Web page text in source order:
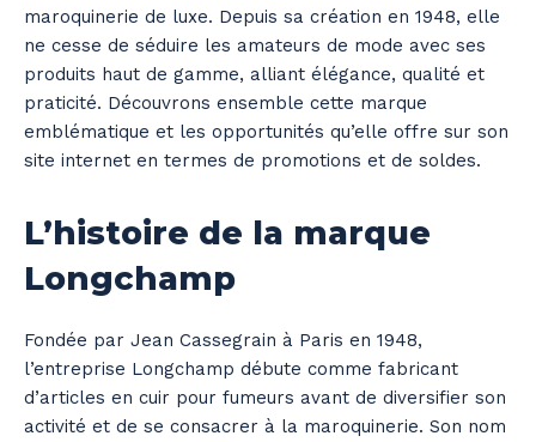
maroquinerie de luxe. Depuis sa création en 1948, elle
ne cesse de séduire les amateurs de mode avec ses
produits haut de gamme, alliant élégance, qualité et
praticité. Découvrons ensemble cette marque
emblématique et les opportunités qu’elle offre sur son
site internet en termes de promotions et de soldes.
L’histoire de la marque
Longchamp
Fondée par Jean Cassegrain à Paris en 1948,
l’entreprise Longchamp débute comme fabricant
d’articles en cuir pour fumeurs avant de diversifier son
activité et de se consacrer à la maroquinerie. Son nom